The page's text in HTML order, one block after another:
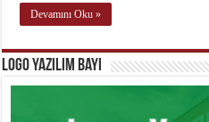
Devamını Oku »
Logo Yazılım Bayi